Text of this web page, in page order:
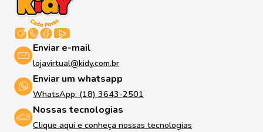
Enviar e-mail
lojavirtual@kidy.com.br
Enviar um whatsapp
WhatsApp: (18) 3643-2501
Nossas tecnologias
Clique aqui e conheça nossas tecnologias